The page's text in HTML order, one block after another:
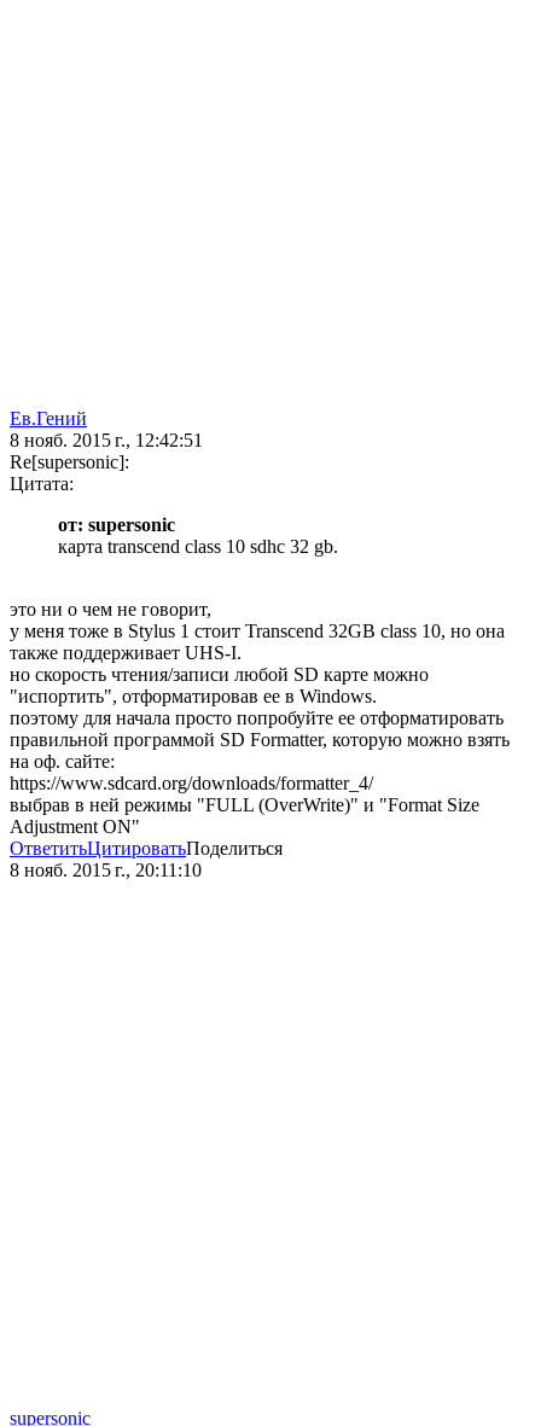
Ев.Гений
8 нояб. 2015 г., 12:42:51
Re[supersonic]:
Цитата:
от: supersonic
карта transcend class 10 sdhc 32 gb.
это ни о чем не говорит,
у меня тоже в Stylus 1 стоит Transcend 32GB class 10, но она
также поддерживает UHS-I.
но скорость чтения/записи любой SD карте можно
"испортить", отформатировав ее в Windows.
поэтому для начала просто попробуйте ее отформатировать
правильной программой SD Formatter, которую можно взять
на оф. сайте:
https://www.sdcard.org/downloads/formatter_4/
выбрав в ней режимы "FULL (OverWrite)" и "Format Size
Adjustment ON"
ОтветитьЦитироватьПоделиться
8 нояб. 2015 г., 20:11:10
supersonic